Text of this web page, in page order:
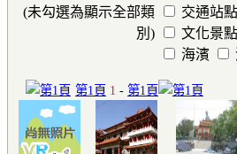
(未勾選為顯示全部類
別)
交通站點
文化景點
海濱
第1頁 1 - 第1頁